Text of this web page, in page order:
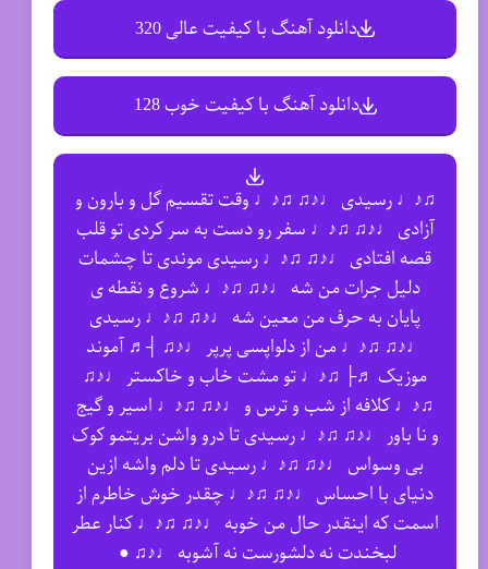
دانلود آهنگ با کیفیت عالی 320
دانلود آهنگ با کیفیت خوب 128
♫♪♩ رسیدی ♩♪♫ ♫♪♩ وقت تقسیم گل و بارون و
آزادی ♩♪♫ ♫♪♩ سفر رو دست به سر کردی تو قلب
قصه افتادی ♩♪♫ ♫♪♩ رسیدی موندی تا چشمات
دلیل جرات من شه ♩♪♫ ♫♪♩ شروع و نقطه ی
پایان به حرف من معین شه ♩♪♫ ♫♪♩ رسیدی
♩♪♫ ♫♪♩ من از دلواپسی پرپر ♩♪♫ ┤♬ آموند
موزیک ♬├ ♫♪♩ تو مشت خاب و خاکستر ♩♪♫
♫♪♩ کلافه از شب و ترس و ♩♪♫ ♫♪♩ اسیر و گیج
و نا باور ♩♪♫ ♫♪♩ رسیدی تا درو واشن بریتمو کوک
بی وسواس ♩♪♫ ♫♪♩ رسیدی تا دلم واشه ازین
دنیای با احساس ♩♪♫ ♫♪♩ چقدر خوش خاطرم از
اسمت که اینقدر حال من خوبه ♩♪♫ ♫♪♩ کنار عطر
لبخندت نه دلشورست نه آشوبه ♩♪♫ ●